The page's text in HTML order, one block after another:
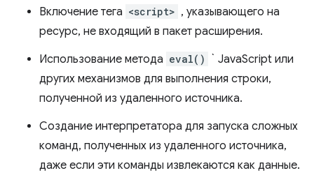
Включение тега <script> , указывающего на
ресурс, не входящий в пакет расширения.
Использование метода eval()
` JavaScript или
других механизмов для выполнения строки,
полученной из удаленного источника.
Создание интерпретатора для запуска сложных
команд, полученных из удаленного источника,
даже если эти команды извлекаются как данные.